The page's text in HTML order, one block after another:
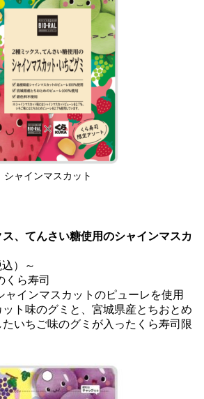
シャインマスカット
、てんさい糖使用のシャインマスカ
）～
くら寿司
ャインマスカットのピューレを使用
ト味のグミと、宮城県産とちおとめ
いちご味のグミが入ったくら寿司限